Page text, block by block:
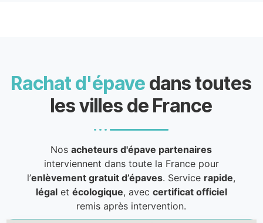
Rachat d'épave dans toutes
les villes de France
Nosacheteurs d'épave partenaires
interviennent dans toute la France pour
l’enlèvement gratuit d’épaves. Service rapide,
légalet écologique, avec certificat officiel
remis après intervention.